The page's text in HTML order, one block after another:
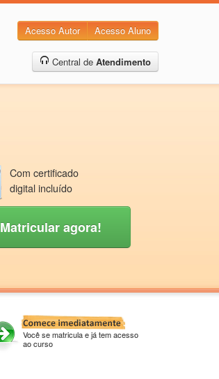
Acesso Autor Acesso Aluno
Central de Atendimento
Com certificado
digital incluído
Matricular agora!
Você se matricula e já tem acesso
ao curso